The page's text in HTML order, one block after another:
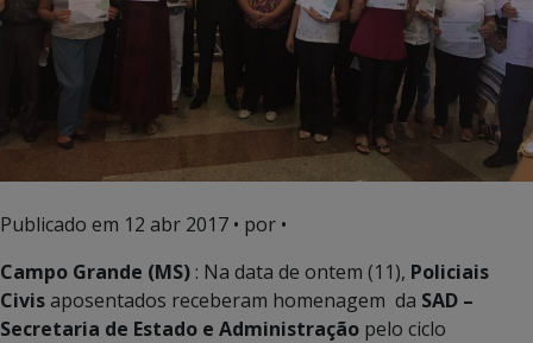
Publicado em 12 abr 2017 • por •
Campo Grande (MS) : Na data de ontem (11), Policiais
Civisaposentados receberam homenagem da SAD –
Secretaria de Estado e Administração pelo ciclo